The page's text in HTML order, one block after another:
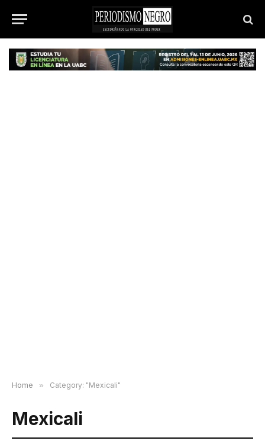
Home » Category: "Mexicali"
Mexicali